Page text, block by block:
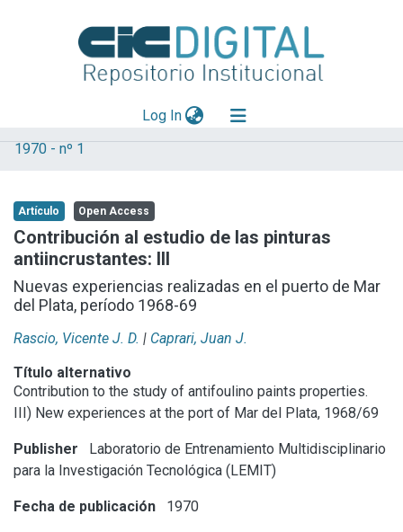
Log In(current)
Explorar
Aportar material
Statistics
1970 - nº 1
Artículo Open Access
Contribución al estudio de las pinturas
antiincrustantes: III
Nuevas experiencias realizadas en el puerto de Mar
del Plata, período 1968-69
Rascio, Vicente J. D. | Caprari, Juan J.
Título alternativo
Contribution to the study of antifoulino paints properties.
III) New experiences at the port of Mar del Plata, 1968/69
Publisher
Laboratorio de Entrenamiento Multidisciplinario
para la Investigación Tecnológica (LEMIT)
Fecha de publicación 1970